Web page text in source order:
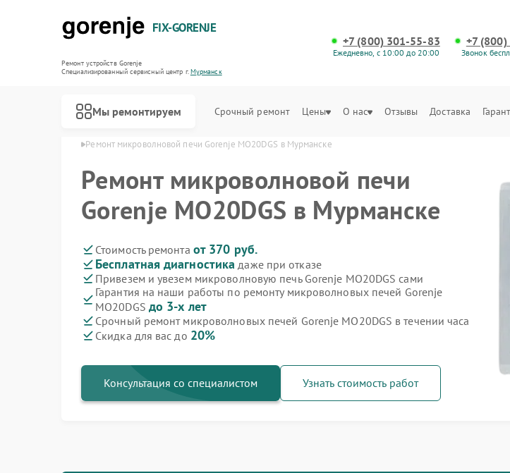
FIX-GORENJE
Ремонт устройств Gorenje
Специализированный cервисный центр г.Мурманск
+7 (800) 301-55-83
Ежедневно, с 10:00 до 20:00
+7
Звонок
Мы ремонтируем Срочный ремонт Цены О нас Отзывы Доставка
в Мурманске Ремонт микроволновой печи Gorenje MO20DGS в Мурманске
Ремонт микроволновой печи
Gorenje MO20DGS в Мурманске
Стоимость ремонта от 370 руб.
Бесплатная диагностика даже при отказе
Привезем и увезем микроволновую печь Gorenje MO20DGS сами
Гарантия на наши работы по ремонту микроволновых печей Gorenje
MO20DGS до 3-х лет
Срочный ремонт микроволновых печей Gorenje MO20DGS в течении часа
Скидка для вас до 20%
Консультация со специалистом Узнать стоимость работ